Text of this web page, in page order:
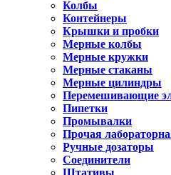
Колбы
Контейнеры
Крышки и пробки
Мерные колбы
Мерные кружки
Мерные стаканы
Мерные цилиндры
Перемешивающие
Пипетки
Промывалки
Прочая
Ручные дозаторы
Соединители
Штативы